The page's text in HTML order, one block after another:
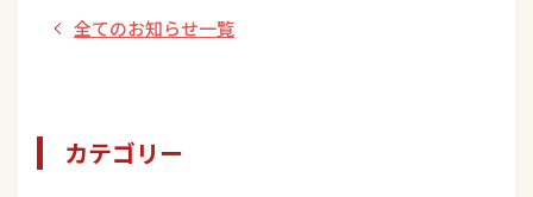
全てのお知らせ一覧
カテゴリー